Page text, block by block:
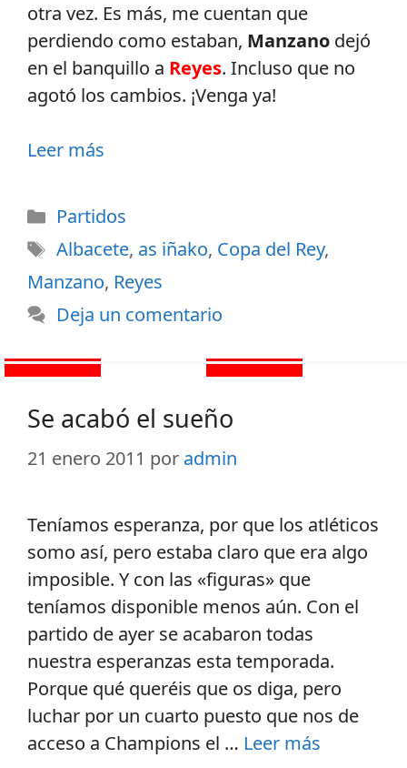
otra vez. Es más, me cuentan que
perdiendo como estaban, Manzano dejó
en el banquillo a Reyes. Incluso que no
agotó los cambios. ¡Venga ya!
Leer más
Partidos
Albacete, as iñako, Copa del Rey,
Manzano, Reyes
Deja un comentario
Se acabó el sueño
21 enero 2011 por admin
Teníamos esperanza, por que los atléticos
somo así, pero estaba claro que era algo
imposible. Y con las «figuras» que
teníamos disponible menos aún. Con el
partido de ayer se acabaron todas
nuestra esperanzas esta temporada.
Porque qué queréis que os diga, pero
luchar por un cuarto puesto que nos de
acceso a Champions el … Leer más